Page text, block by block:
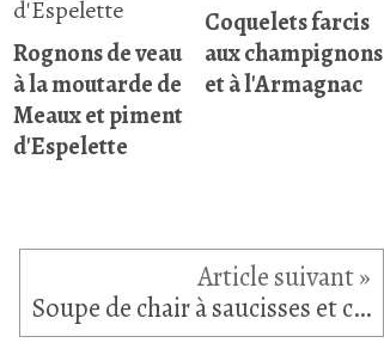
Rognons de veau
à la moutarde de
Meaux et piment
d'Espelette
Coquelets farcis
aux champignons
et à l'Armagnac
Soupe de chair à saucisses et chou vert au riz Vialone Nano